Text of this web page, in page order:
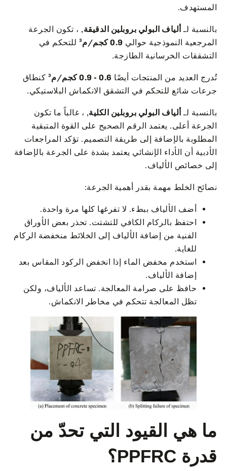
المستهدف.
بالنسبة لـ ألياف البولي بروبلين الدقيقة, ، تكون الجرعة
المرجعية النموذجية حوالي 0.9 كجم/م³
للتحكم في
التشققات الخرسانية الطازجة.
تُدرج العديد من المنتجات أيضًا 0.6 - 0.9 كجم/م³
كنطاق
جرعات شائع للتحكم في التشقق الانكماش البلاستيكي.
بالنسبة لـ ألياف البولي بروبلين الكلية, ، غالباً ما تكون
الجرعة أعلى. يعتمد الرقم الصحيح على القوة المتبقية
المطلوبة بالإضافة إلى طريقة التصميم. تؤكد المراجعات
الأدبية أن الأداء الإنشائي يعتمد بشدة على الجرعة بالإضافة
إلى خصائص الألياف.
نصائح الخلط مهمة بقدر أهمية الجرعة:
أضف الألياف ببطء. لا تفرغها كلها مرة واحدة.
احتفظ بالركام الكافي للتشتت. تحذر بعض الأوراق
الفنية من إضافة الألياف إلى الخلائط منخفضة الركام
للغاية.
استخدم مخفض الماء إذا انخفض الركود المقاس بعد
إضافة الألياف.
حافظ على صرامة المعالجة. تساعد الألياف، ولكن
تظل المعالجة تتحكم في مخاطر الانكماش.
ما هي القيود التي تحدّ من
قدرة PPFRC؟